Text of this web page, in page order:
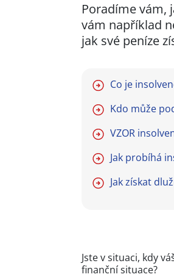
Poradíme vám,
vám například
jak své peníze
Co je
Kdo může
VZOR
Jak probíhá
Jak získat
Jste v situaci, kdy
finanční situace?